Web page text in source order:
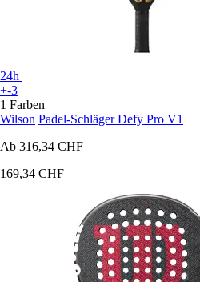
24h
+-3
1 Farben
Wilson Padel-Schläger Defy Pro V1
Ab 316,34 CHF
169,34 CHF